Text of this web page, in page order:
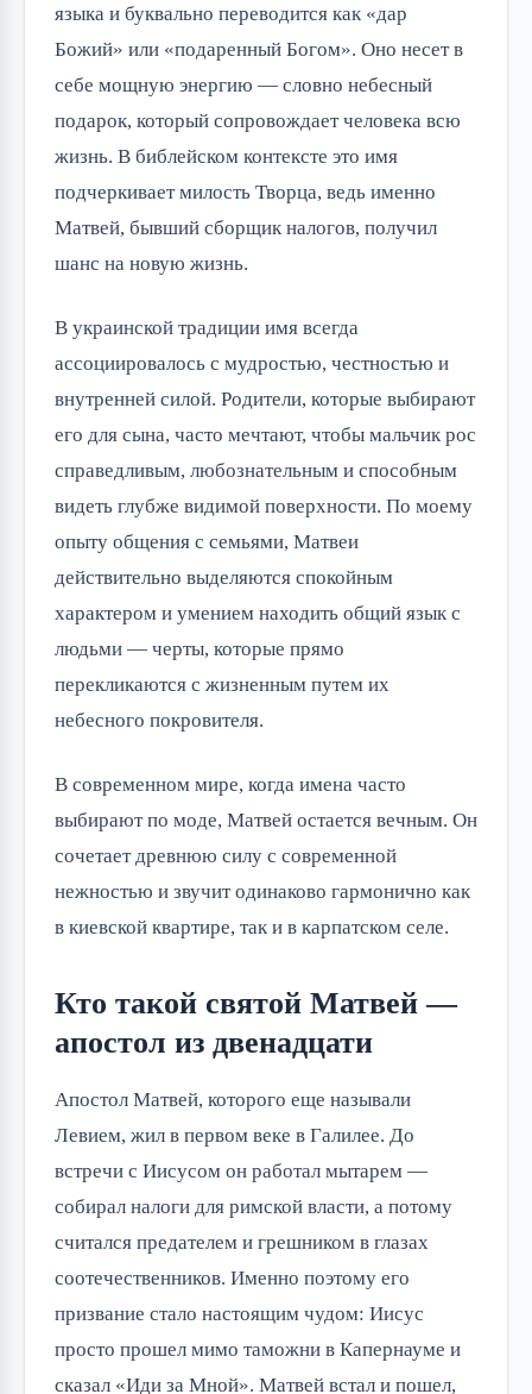
языка и буквально переводится как «дар
Божий» или «подаренный Богом». Оно несет в
себе мощную энергию — словно небесный
подарок, который сопровождает человека всю
жизнь. В библейском контексте это имя
подчеркивает милость Творца, ведь именно
Матвей, бывший сборщик налогов, получил
шанс на новую жизнь.
В украинской традиции имя всегда
ассоциировалось с мудростью, честностью и
внутренней силой. Родители, которые выбирают
его для сына, часто мечтают, чтобы мальчик рос
справедливым, любознательным и способным
видеть глубже видимой поверхности. По моему
опыту общения с семьями, Матвеи
действительно выделяются спокойным
характером и умением находить общий язык с
людьми — черты, которые прямо
перекликаются с жизненным путем их
небесного покровителя.
В современном мире, когда имена часто
выбирают по моде, Матвей остается вечным. Он
сочетает древнюю силу с современной
нежностью и звучит одинаково гармонично как
в киевской квартире, так и в карпатском селе.
Кто такой святой Матвей —
апостол из двенадцати
Апостол Матвей, которого еще называли
Левием, жил в первом веке в Галилее. До
встречи с Иисусом он работал мытарем —
собирал налоги для римской власти, а потому
считался предателем и грешником в глазах
соотечественников. Именно поэтому его
призвание стало настоящим чудом: Иисус
просто прошел мимо таможни в Капернауме и
сказал «Иди за Мной». Матвей встал и пошел,